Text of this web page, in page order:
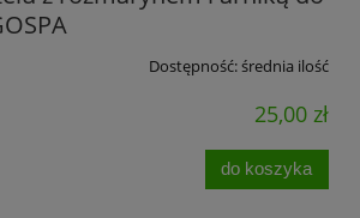
Dostępność:średnia ilość
25,00 zł
do koszyka